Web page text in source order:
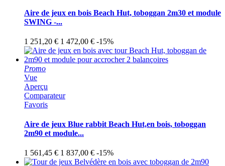
Aire de jeux en bois Beach Hut, toboggan 2m30 et module
SWING -...
1 251,20 € 1 472,00 € -15%
Promo
Vue
Aperçu
Comparateur
Favoris
Aire de jeux Blue rabbit Beach Hut,en bois, toboggan
2m90 et module...
1 561,45 € 1 837,00 € -15%